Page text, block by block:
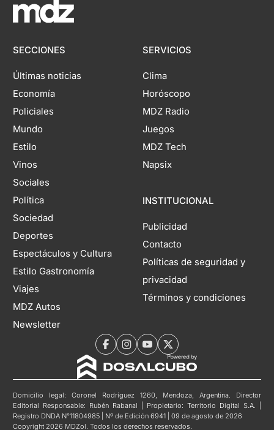
SECCIONES
Últimas noticias
Economía
Policiales
Mundo
Estilo
Vinos
Sociales
Política
Sociedad
Deportes
Espectáculos y Cultura
Estilo Gastronomía
Viajes
MDZ Autos
Newsletter
SERVICIOS
Clima
Horóscopo
MDZ Radio
Juegos
MDZ Tech
Napsix
INSTITUCIONAL
Publicidad
Contacto
Políticas de seguridad y
privacidad
Términos y condiciones
Domicilio legal: Coronel Rodríguez 1260, Mendoza, Argentina. Director
Editorial Responsable: Rubén Rabanal | Propietario: Territorio Digital S.A. |
Registro DNDA N°11804985 | Nº de Edición 6941 | 09 de agosto de 2026
Copyright 2026 MDZol. Todos los derechos reservados.